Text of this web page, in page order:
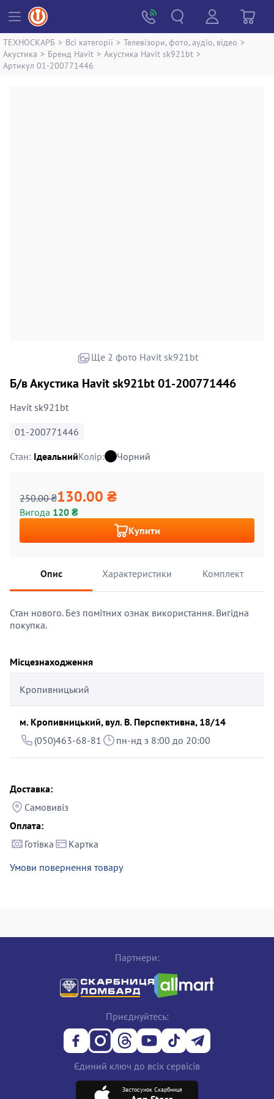
ТЕХНОСКАРБ > Всі категорії > Телевізори, фото, аудіо, відео >
Акустика > Бренд Havit > Акустика Havit sk921bt >
Артикул 01-200771446
Ще 2 фото Havit sk921bt
Б/в Акустика Havit sk921bt 01-200771446
Havit sk921bt
01-200771446
Стан: ІдеальнийКолір: Чорний
250.00 ₴130.00 ₴
Вигода 120 ₴
Купити
Опис Характеристики Комплект
Стан нового. Без помітних ознак використання. Вигідна
покупка.
Місцезнаходження
Кропивницький
м. Кропивницький, вул. В. Перспективна, 18/14
(050)463-68-81
пн-нд з 8:00 до 20:00
Доставка:
Самовивіз
Оплата:
Готівка
Картка
Умови повернення товару
Партнери:
Приєднуйтесь:
Єдиний ключ до всіх сервісів
Застосунок Скарбниця